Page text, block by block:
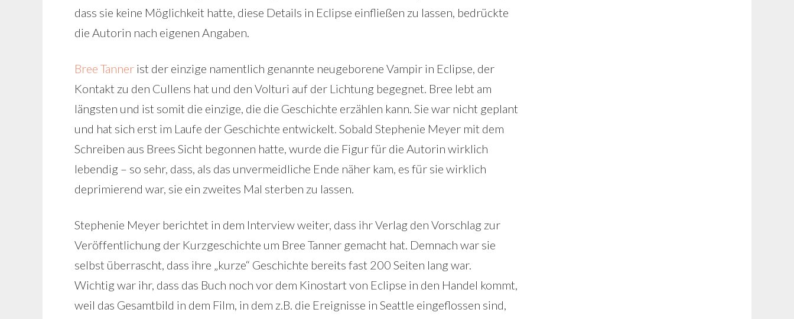
dass sie keine Möglichkeit hatte, diese Details in Eclipse einfließen zu lassen, bedrückte
die Autorin nach eigenen Angaben.
Bree Tanner ist der einzige namentlich genannte neugeborene Vampir in Eclipse, der
Kontakt zu den Cullens hat und den Volturi auf der Lichtung begegnet. Bree lebt am
längsten und ist somit die einzige, die die Geschichte erzählen kann. Sie war nicht geplant
und hat sich erst im Laufe der Geschichte entwickelt. Sobald Stephenie Meyer mit dem
Schreiben aus Brees Sicht begonnen hatte, wurde die Figur für die Autorin wirklich
lebendig – so sehr, dass, als das unvermeidliche Ende näher kam, es für sie wirklich
deprimierend war, sie ein zweites Mal sterben zu lassen.
Stephenie Meyer berichtet in dem Interview weiter, dass ihr Verlag den Vorschlag zur
Veröffentlichung der Kurzgeschichte um Bree Tanner gemacht hat. Demnach war sie
selbst überrascht, dass ihre „kurze“ Geschichte bereits fast 200 Seiten lang war.
Wichtig war ihr, dass das Buch noch vor dem Kinostart von Eclipse in den Handel kommt,
weil das Gesamtbild in dem Film, in dem z.B. die Ereignisse in Seattle eingeflossen sind,